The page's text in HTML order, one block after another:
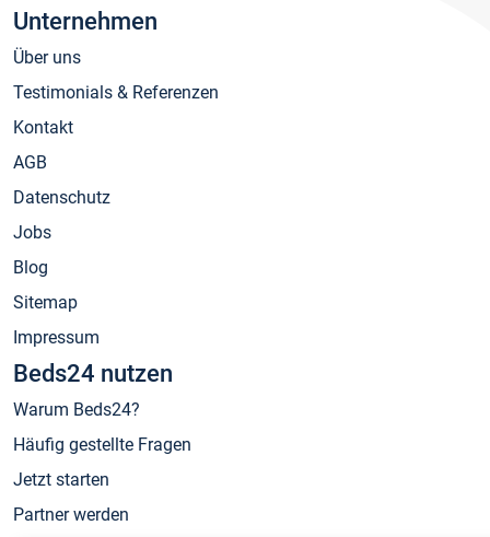
Unternehmen
Über uns
Testimonials & Referenzen
Kontakt
AGB
Datenschutz
Jobs
Blog
Sitemap
Impressum
Beds24 nutzen
Warum Beds24?
Häufig gestellte Fragen
Jetzt starten
Partner werden